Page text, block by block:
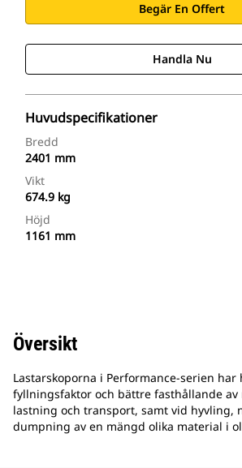
Begär En Offert
Handla Nu
Huvudspecifikationer
Bredd
2401 mm
Vikt
674.9 kg
Höjd
1161 mm
Översikt
Lastarskoporna i Performance-serien har
fyllningsfaktor och bättre fasthållande av
lastning och transport, samt vid hyvling,
dumpning av en mängd olika material i